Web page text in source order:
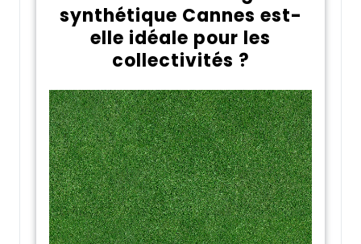
synthétique Cannes est-
elle idéale pour les
collectivités ?